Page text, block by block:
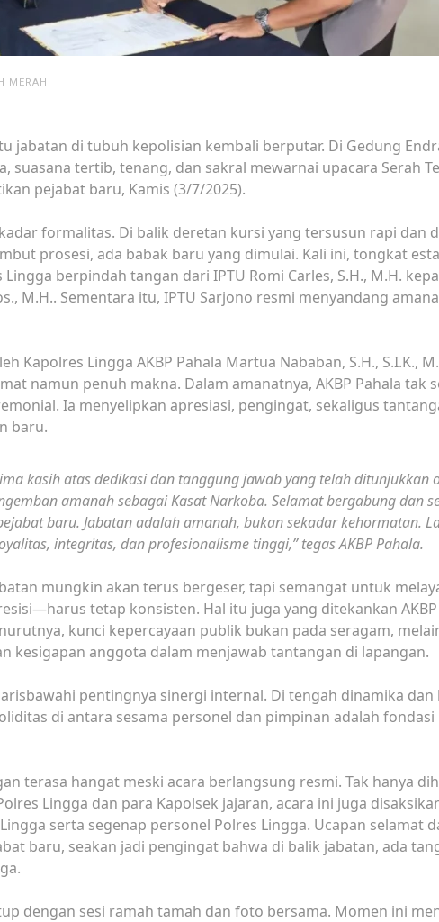
MERAH
jabatan di tubuh kepolisian kembali berputar. Di Gedung
suasana tertib, tenang, dan sakral mewarnai upacara Serah
pejabat baru, Kamis (3/7/2025).
formalitas. Di balik deretan kursi yang tersusun rapi dan
prosesi, ada babak baru yang dimulai. Kali ini, tongkat
berpindah tangan dari IPTU Romi Carles, S.H., M.H.
M.H.. Sementara itu, IPTU Sarjono resmi menyandang
Kapolres Lingga AKBP Pahala Martua Nababan, S.H., S.I.K.,
namun penuh makna. Dalam amanatnya, AKBP Pahala tak
Ia menyelipkan apresiasi, pengingat, sekaligus
baru.
kasih atas dedikasi dan tanggung jawab yang telah ditunjukkan
amanah sebagai Kasat Narkoba. Selamat bergabung dan
baru. Jabatan adalah amanah, bukan sekadar kehormatan.
integritas, dan profesionalisme tinggi,” tegas AKBP Pahala.
mungkin akan terus bergeser, tapi semangat untuk
tetap konsisten. Hal itu juga yang ditekankan AKBP
kunci kepercayaan publik bukan pada seragam,
kesigapan anggota dalam menjawab tantangan di lapangan.
pentingnya sinergi internal. Di tengah dinamika dan
di antara sesama personel dan pimpinan adalah
terasa hangat meski acara berlangsung resmi. Tak hanya
Lingga dan para Kapolsek jajaran, acara ini juga
serta segenap personel Polres Lingga. Ucapan selamat
baru, seakan jadi pengingat bahwa di balik jabatan, ada
dengan sesi ramah tamah dan foto bersama. Momen ini